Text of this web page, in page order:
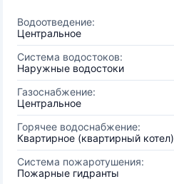
Водоотведение:
Центральное
Система водостоков:
Наружные водостоки
Газоснабжение:
Центральное
Горячее водоснабжение:
Квартирное (квартирный котел)
Система пожаротушения:
Пожарные гидранты